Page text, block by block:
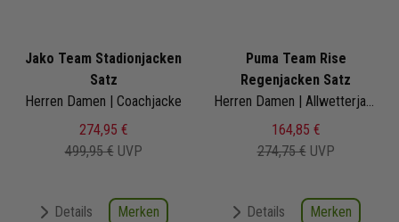
Jako Team Stadionjacken
Satz
Herren Damen | Coachjacke
274,95 €
499,95 € UVP
Details Merken
Puma Team Rise
Regenjacken Satz
164,85 €
274,75 € UVP
Details Merken